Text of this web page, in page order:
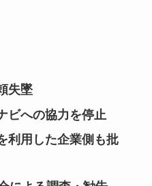
失墜
ビへの協力を停止
利用した企業側も批